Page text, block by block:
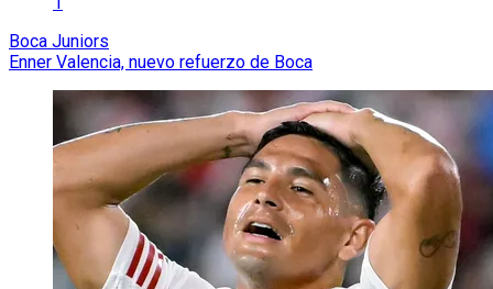
Boca Juniors
Enner Valencia, nuevo refuerzo de Boca